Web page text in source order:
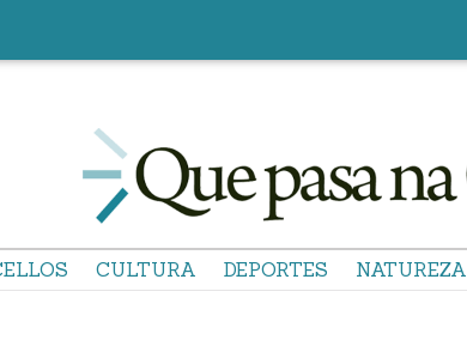
CULTURA DEPORTES NATUREZA